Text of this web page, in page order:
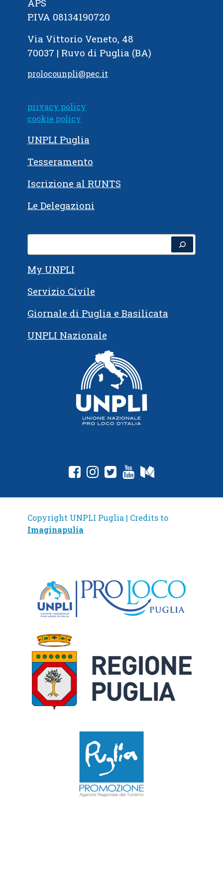
APS
P.IVA 08134190720
Via Vittorio Veneto, 48
70037 | Ruvo di Puglia (BA)
prolocounpli@pec.it
privacy policy
cookie policy
UNPLI Puglia
Tesseramento
Iscrizione al RUNTS
Le Delegazioni
My UNPLI
Servizio Civile
Giornale di Puglia e Basilicata
UNPLI Nazionale
fab fa-facebook-square
fab fa-instagram
fab fa-twitter-square
fab fa-youtube
Copyright UNPLI Puglia | Credits to
Imaginapulia